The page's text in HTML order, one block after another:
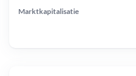
Marktkapitalisatie